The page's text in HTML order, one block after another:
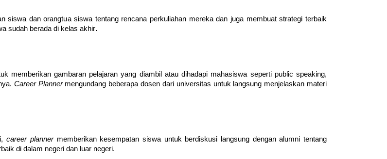
siswa dan orangtua siswa tentang rencana perkuliahan mereka dan juga membuat strategi terbaik
sudah berada di kelas akhir.
memberikan gambaran pelajaran yang diambil atau dihadapi mahasiswa seperti public speaking,
Career Planner mengundang beberapa dosen dari universitas untuk langsung menjelaskan materi
career planner memberikan kesempatan siswa untuk berdiskusi langsung dengan alumni tentang
di dalam negeri dan luar negeri.